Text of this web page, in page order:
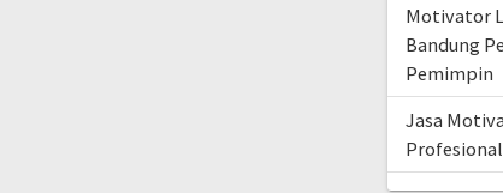
Motivator
Bandung
Pemimpin
Jasa